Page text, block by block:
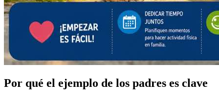
Por qué el ejemplo de los padres es clave